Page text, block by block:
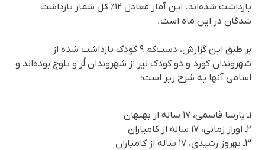
بازداشت شده‌اند. این آمار معادل ۱۲٪ کل شمار بازداشت
شدگان در این ماه است.
بر طبق این گزارش، دست‌کم ۹ کودک بازداشت شده از
شهروندان کورد و دو کودک نیز از شهروندان لُر و بلوچ بوده‌اند و
اسامی آنها به شرح زیر است؛
۱ـ پارسا قاسمی، ۱۷ ساله از بهبهان
۲ـ اوراز زمانی، ۱۷ ساله از کامیاران
۳ـ بهروز رشیدی، ۱۷ ساله از کامیاران